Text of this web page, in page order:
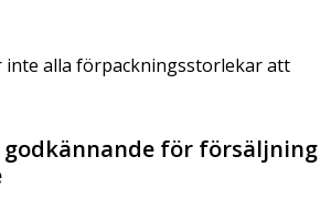
inte alla förpackningsstorlekar att
godkännande för försäljning